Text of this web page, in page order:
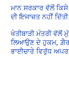
ਮਾਨ ਸਰਕਾਰ ਵੱਲੋਂ
ਦੀ ਇਜਾਜ਼ਤ ਨਹੀਂ
ਖੇਤੀਬਾੜੀ ਮੰਤਰੀ ਵੱਲੋਂ
ਲਿਆਉਣ ਦੇ ਹੁਕਮ, ਗ਼ੈਰ-
ਭਾਈਚਾਰੇ ਵਿਰੁੱਧ